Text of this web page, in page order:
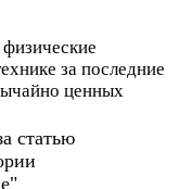
за последние
ценных
статью